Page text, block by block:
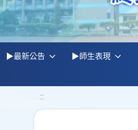
▶最新公告 ▶師生表現
:::